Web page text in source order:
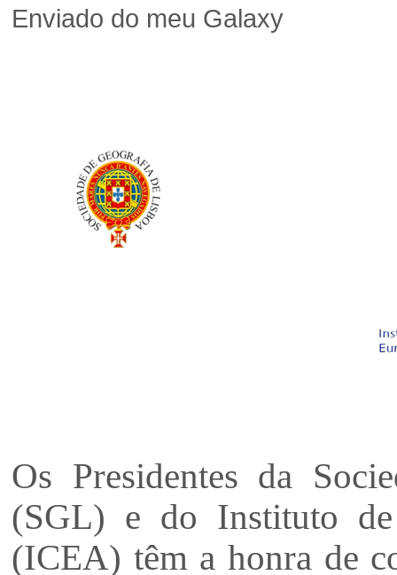
Enviado do meu Galaxy
Os Presidentes da
(SGL) e do Instituto
(ICEA) têm a honra de